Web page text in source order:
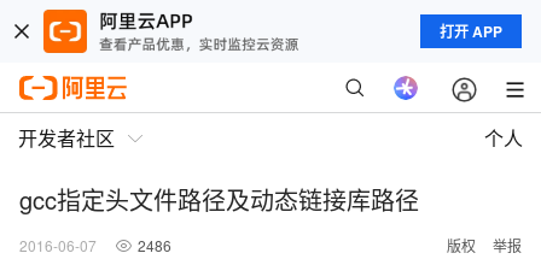
打开 APP
开发者社区 个人
gcc指定头文件路径及动态链接库路径
2016-06-07 2486 版权 举报